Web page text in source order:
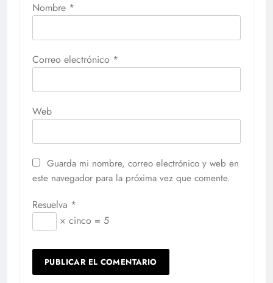
Nombre *
Correo electrónico *
Web
Guarda mi nombre, correo electrónico y web en
este navegador para la próxima vez que comente.
Resuelva *
× cinco = 5